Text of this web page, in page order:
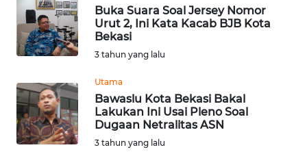
Buka Suara Soal Jersey Nomor
Urut 2, Ini Kata Kacab BJB Kota
Bekasi
3 tahun yang lalu
Utama
Bawaslu Kota Bekasi Bakal
Lakukan Ini Usai Pleno Soal
Dugaan Netralitas ASN
3 tahun yang lalu
WN
TANJUNG
LESUNG
WN
KARO
WN
SIMALUNGUN